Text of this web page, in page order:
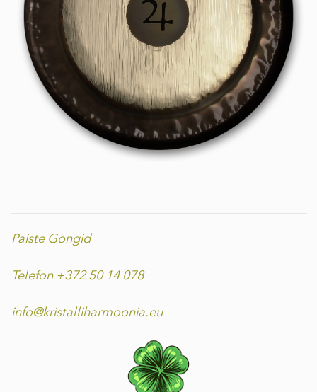
Paiste Gongid
Telefon +372 50 14 078
info@kristalliharmoonia.eu